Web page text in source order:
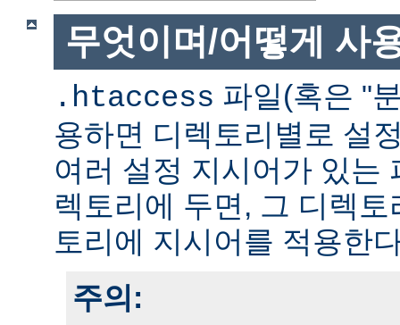
무엇이며/어떻게 사
.htaccess 파일(혹은 "
용하면 디렉토리별로 설
여러 설정 지시어가 있는
렉토리에 두면, 그 디렉
토리에 지시어를 적용한
주의: